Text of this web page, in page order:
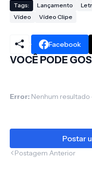
Tags: Lançamento
Vídeo
Vídeo Clipe
Facebook
VOCÊ PODE
Error: Nenhum
Postar
Postagem Anterior